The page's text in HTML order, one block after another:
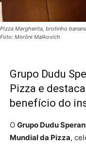
Pizza Margherita, brotinho
Foto: Morôni Malkovich
Grupo Dudu
Pizza e
benefício do
O Grupo Dudu
Mundial da Pizza,